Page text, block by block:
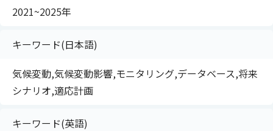
2021~2025年
キーワード(日本語)
気候変動,気候変動影響,モニタリング,データベース,将来
シナリオ,適応計画
キーワード(英語)